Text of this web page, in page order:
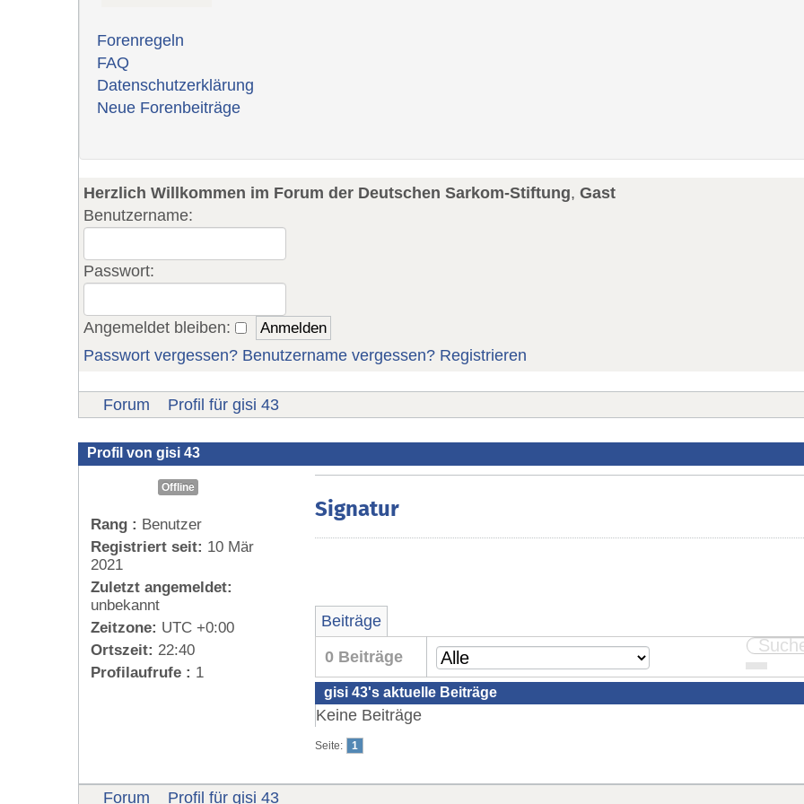
Forenregeln
FAQ
Datenschutzerklärung
Neue Forenbeiträge
Herzlich Willkommen im Forum der Deutschen Sarkom-Stiftung, Gast
Benutzername:
Passwort:
Angemeldet bleiben:
Passwort vergessen? Benutzername vergessen? Registrieren
Forum Profil für gisi 43
Profil von gisi 43
Offline
Rang : Benutzer
Registriert seit: 10 Mär
2021
Zuletzt angemeldet:
unbekannt
Zeitzone: UTC +0:00
Ortszeit: 22:40
Profilaufrufe : 1
Signatur
Beiträge
0 Beiträge
gisi 43's aktuelle Beiträge
Keine Beiträge
Seite: 1
Forum Profil für gisi 43